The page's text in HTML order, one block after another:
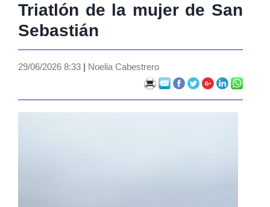
Triatlón de la mujer de San
Sebastián
29/06/2026 8:33 | Noelia Cabestrero